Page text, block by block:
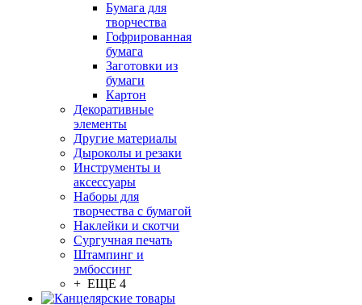
Бумага для
творчества
Гофрированная
бумага
Заготовки из
бумаги
Картон
Декоративные
элементы
Другие материалы
Дыроколы и резаки
Инструменты и
аксессуары
Наборы для
творчества с бумагой
Наклейки и скотчи
Сургучная печать
Штампинг и
эмбоссинг
+ ЕЩЕ 4